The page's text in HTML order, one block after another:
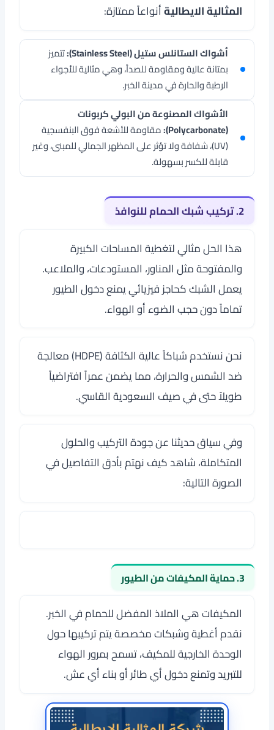
المثالية الايطاليةأنواعاً ممتازة:
أشواك الستانلس ستيل (Stainless Steel):
تتميز
بمتانة عالية ومقاومة للصدأ، وهي مثالية للأجواء
الرطبة والحارة في مدينة الخبر.
الأشواك المصنوعة من البولي كربونات
(Polycarbonate):
مقاومة للأشعة فوق البنفسجية
(UV)، شفافة ولا تؤثر على المظهر الجمالي للمبنى، وغير
قابلة للكسر بسهولة.
2. تركيب شبك الحمام للنوافذ
هذا الحل مثالي لتغطية المساحات الكبيرة
والمفتوحة مثل المناور، المستودعات، والملاعب.
يعمل الشبك كحاجز فيزيائي يمنع دخول الطيور
تماماً دون حجب الضوء أو الهواء.
نحن نستخدم شباكاً عالية الكثافة (HDPE) معالجة
ضد الشمس والحرارة، مما يضمن عمراً افتراضياً
طويلاً حتى في صيف السعودية القاسي.
وفي سياق حديثنا عن جودة التركيب والحلول
المتكاملة، شاهد كيف نهتم بأدق التفاصيل في
الصورة التالية:
3. حماية المكيفات من الطيور
المكيفات هي الملاذ المفضل للحمام في الخبر.
نقدم أغطية وشبكات مخصصة يتم تركيبها حول
الوحدة الخارجية للمكيف، تسمح بمرور الهواء
للتبريد وتمنع دخول أي طائر أو بناء أي عش.